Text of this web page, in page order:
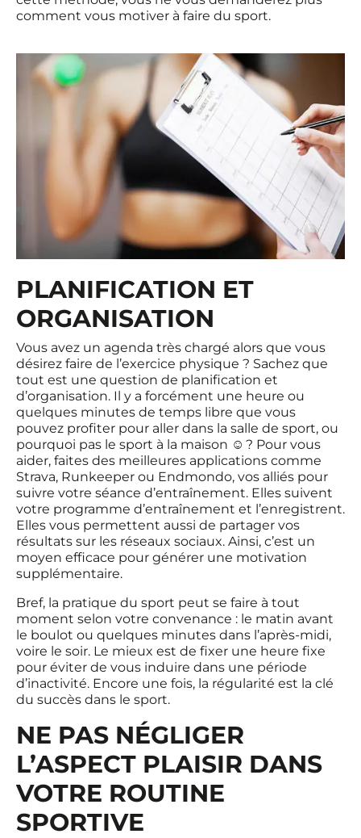
comment vous motiver à faire du sport.
PLANIFICATION ET
ORGANISATION
Vous avez un agenda très chargé alors que vous
désirez faire de l’exercice physique ? Sachez que
tout est une question de planification et
d’organisation. Il y a forcément une heure ou
quelques minutes de temps libre que vous
pouvez profiter pour aller dans la salle de sport, ou
pourquoi pas le sport à la maison ☺️ ? Pour vous
aider, faites des meilleures applications comme
Strava, Runkeeper ou Endmondo, vos alliés pour
suivre votre séance d’entraînement. Elles suivent
votre programme d’entraînement et l’enregistrent.
Elles vous permettent aussi de partager vos
résultats sur les réseaux sociaux. Ainsi, c’est un
moyen efficace pour générer une motivation
supplémentaire.
Bref, la pratique du sport peut se faire à tout
moment selon votre convenance : le matin avant
le boulot ou quelques minutes dans l’après-midi,
voire le soir. Le mieux est de fixer une heure fixe
pour éviter de vous induire dans une période
d’inactivité. Encore une fois, la régularité est la clé
du succès dans le sport.
NE PAS NÉGLIGER
L’ASPECT PLAISIR DANS
VOTRE ROUTINE
SPORTIVE